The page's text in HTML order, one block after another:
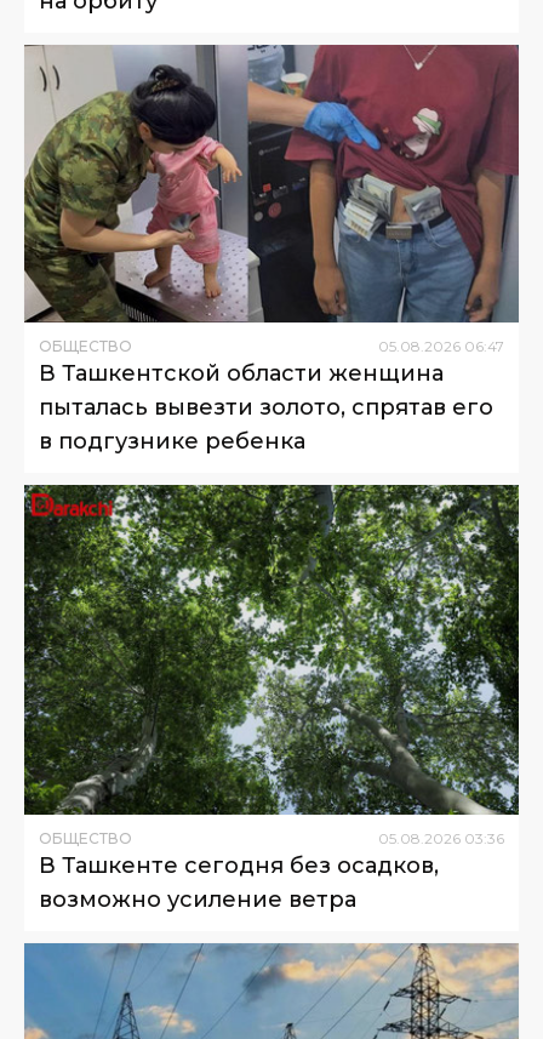
ОБЩЕСТВО 05.08.2026 06:47
В Ташкентской области женщина
пыталась вывезти золото, спрятав его
в подгузнике ребенка
ОБЩЕСТВО 05 08 2026 03:36
В Ташкенте сегодня без осадков,
возможно усиление ветра